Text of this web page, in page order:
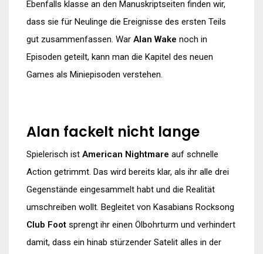
Ebenfalls klasse an den Manuskriptseiten finden wir,
dass sie für Neulinge die Ereignisse des ersten Teils
gut zusammenfassen. War Alan Wake noch in
Episoden geteilt, kann man die Kapitel des neuen
Games als Miniepisoden verstehen.
Alan fackelt nicht lange
Spielerisch ist American Nightmare auf schnelle
Action getrimmt. Das wird bereits klar, als ihr alle drei
Gegenstände eingesammelt habt und die Realität
umschreiben wollt. Begleitet von Kasabians Rocksong
Club Foot sprengt ihr einen Ölbohrturm und verhindert
damit, dass ein hinab stürzender Satelit alles in der